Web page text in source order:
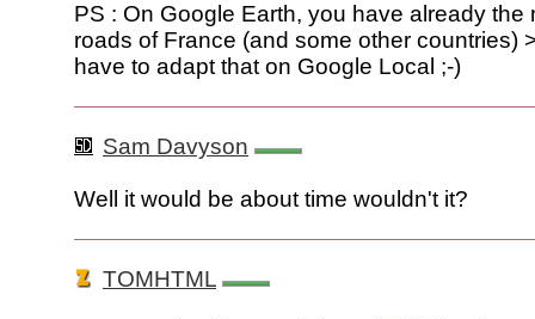
PS : On Google Earth, you have already the
roads of France (and some other countries)
have to adapt that on Google Local ;-)
Sam Davyson
Well it would be about time wouldn't it?
TOMHTML